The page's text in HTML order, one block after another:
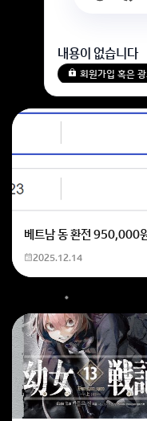
내용이 없습니다
회원가입 혹은
베트남 동 환전 950,000
2025.12.14